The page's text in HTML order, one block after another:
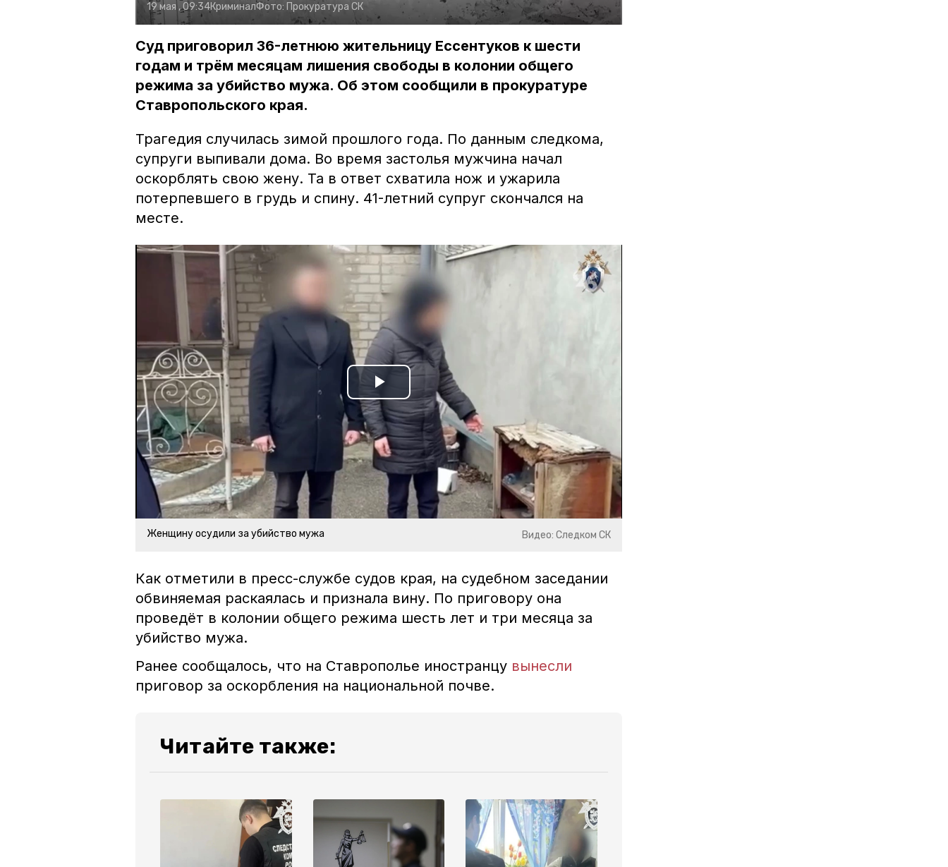
19 мая , 09:34КриминалФото: Прокуратура СК
Суд приговорил 36-летнюю жительницу Ессентуков к шести
годам и трём месяцам лишения свободы в колонии общего
режима за убийство мужа. Об этом сообщили в прокуратуре
Ставропольского края.
Трагедия случилась зимой прошлого года. По данным следкома,
супруги выпивали дома. Во время застолья мужчина начал
оскорблять свою жену. Та в ответ схватила нож и ужарила
потерпевшего в грудь и спину. 41-летний супруг скончался на
месте.
Play
Video
Женщину осудили за убийство мужа Видео: Следком СК
Как отметили в пресс-службе судов края, на судебном заседании
обвиняемая раскаялась и признала вину. По приговору она
проведёт в колонии общего режима шесть лет и три месяца за
убийство мужа.
Ранее сообщалось, что на Ставрополье иностранцу вынесли
приговор за оскорбления на национальной почве.
Читайте также: